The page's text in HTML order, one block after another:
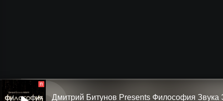
П
Дмитрий Битунов Presents Филоcофия Звука